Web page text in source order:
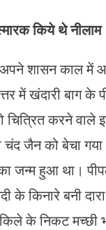
किये थे नीलाम
शासन काल में
में खंदारी बाग
करने वाले
चंद जैन को बेचा
का जन्म हुआ था।
के किनारे बनी
के निकट